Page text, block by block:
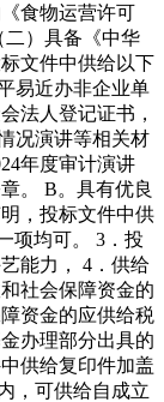
食物运营许可
）具备《中华
文件中供给以下
易近办非企业单
法人登记证书，
况演讲等相关材
年度审计演讲
。 B。具有优良
，投标文件中供
项均可。 3．投
能力， 4．供给
社会保障资金的
资金的应供给税
办理部分出具的
供给复印件加盖
，可供给自成立